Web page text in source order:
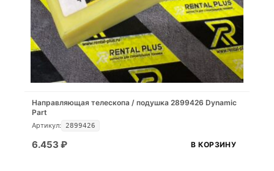
Направляющая телескопа / подушка 2899426 Dynamic
Part
Артикул: 2899426
6.453 ₽ В КОРЗИНУ